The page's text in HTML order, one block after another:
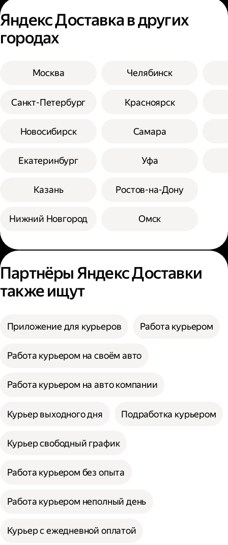
Яндекс Доставка в других
городах
Москва
Санкт-Петербург
Новосибирск
Екатеринбург
Казань
Нижний Новгород
Челябинск
Красноярск
Самара
Уфа
Ростов-на-Дону
Омск
Партнёры Яндекс Доставки
также ищут
Приложение для курьеров Работа курьером
Работа курьером на своём авто
Работа курьером на авто компании
Курьер выходного дня Подработка курьером
Курьер свободный график
Работа курьером без опыта
Работа курьером неполный день
Курьер с ежедневной оплатой